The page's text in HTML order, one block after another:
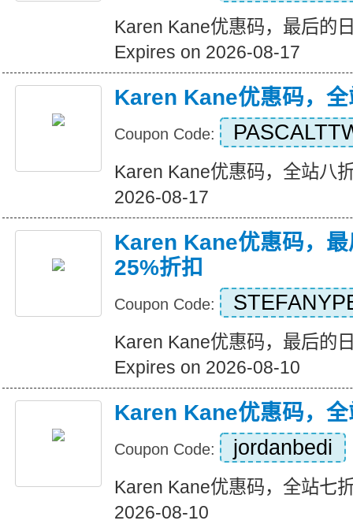
Karen Kane优惠码，最后的
Expires on 2026-08-17
Karen Kane优惠码，
Coupon Code:
Karen Kane优惠码，全站八
2026-08-17
Karen Kane优惠码，
25%折扣
Coupon Code:
Karen Kane优惠码，最后的
Expires on 2026-08-10
Karen Kane优惠码，
Coupon Code: jordanbedi
Karen Kane优惠码，全站七
2026-08-10